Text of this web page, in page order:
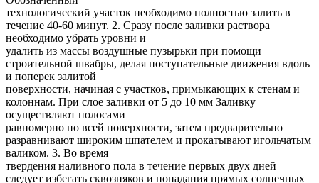
технологический участок необходимо полностью залить в
течение 40-60 минут. 2. Сразу после заливки раствора
необходимо убрать уровни и
удалить из массы воздушные пузырьки при помощи
строительной швабры, делая поступательные движения вдоль
и поперек залитой
поверхности, начиная с участков, примыкающих к стенам и
колоннам. При слое заливки от 5 до 10 мм Заливку
осуществляют полосами
равномерно по всей поверхности, затем предварительно
разравнивают широким шпателем и прокатывают игольчатым
валиком. 3. Во время
твердения наливного пола в течение первых двух дней
следует избегать сквозняков и попадания прямых солнечных